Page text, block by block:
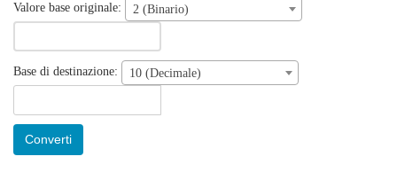
Valore base originale: 2 (Binario)
Base di destinazione: 10 (Decimale)
Converti